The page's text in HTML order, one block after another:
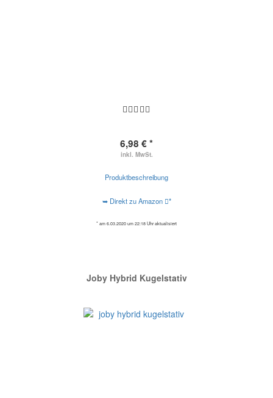
6,98 € *
inkl. MwSt.
Produktbeschreibung
➥ Direkt zu Amazon *
* am 6.03.2020 um 22:18 Uhr aktualisiert
Joby Hybrid Kugelstativ